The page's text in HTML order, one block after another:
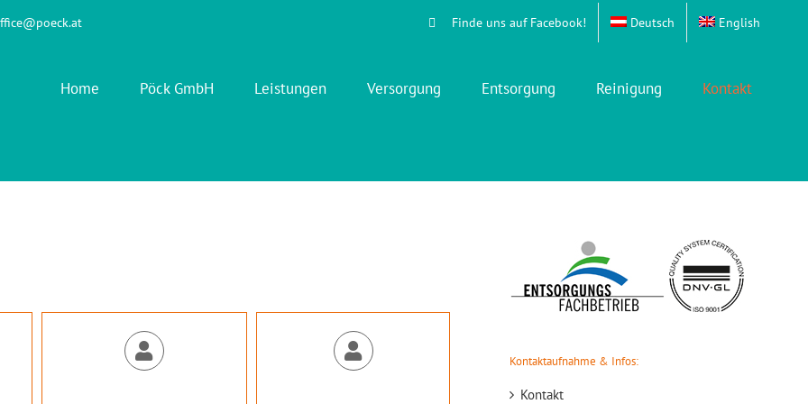
Finde uns auf Facebook! Deutsch English
Home Pöck GmbH Leistungen Versorgung Entsorgung Reinigung Kontakt
Kontaktaufnahme & Infos:
Kontakt